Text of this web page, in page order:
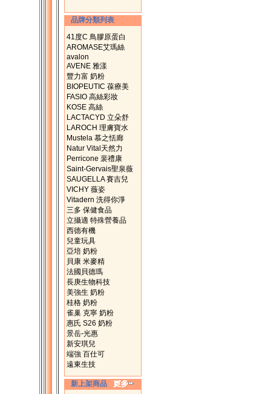
品牌分類列表
41度C 鳥膠原蛋白
AROMASE艾瑪絲
avalon
AVENE 雅漾
豐力富 奶粉
BIOPEUTIC 葆療美
FASIO 高絲彩妝
KOSE 高絲
LACTACYD 立朵舒
LAROCH 理膚寶水
Mustela 慕之恬廊
Natur Vital天然力
Perricone 裴禮康
Saint-Gervais聖泉薇
SAUGELLA 賽吉兒
VICHY 薇姿
Vitadern 洗得你淨
三多 保健食品
立攝適 特殊營養品
西德有機
兒童玩具
亞培 奶粉
貝康 米麥精
法國貝德瑪
長庚生物科技
美強生 奶粉
桂格 奶粉
雀巢 克寧 奶粉
惠氏 S26 奶粉
景岳-光惠
新安琪兒
端強 百仕可
遠東生技
新上架商品